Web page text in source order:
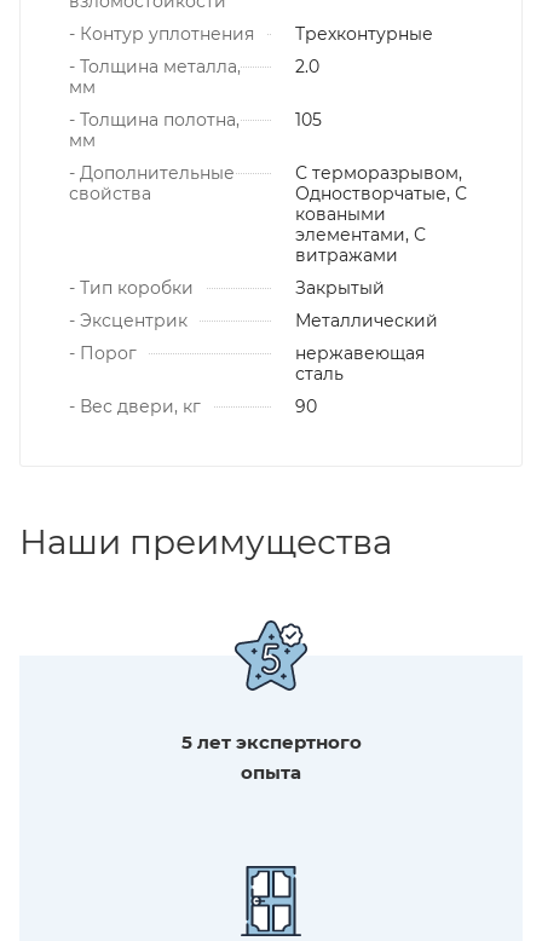
- Контур уплотнения
Трехконтурные
- Толщина металла,
мм
2.0
- Толщина полотна,
мм
105
- Дополнительные
свойства
С терморазрывом,
Одностворчатые, С
коваными
элементами, С
витражами
- Тип коробки
Закрытый
- Эксцентрик
Металлический
- Порог
нержавеющая
сталь
- Вес двери, кг
90
Наши преимущества
5 лет экспертного
опыта